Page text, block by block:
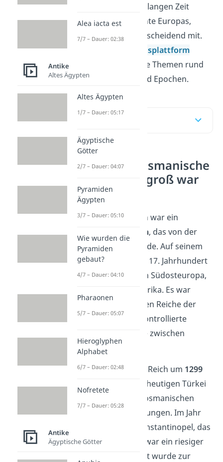
Jahrhundert. In dieser langen Zeit
prägte es die Geschichte Europas,
Asiens und Afrikas entscheidend mit.
Auf
unserer Geschichtsplattform
findest du viele weitere Themen rund
um Weltgeschichte und Epochen.
Was war das Osmanische
Reich und wie groß war
es?
Das Osmanische Reich war ein
islamisches Großreich, das von der
Türkei aus regiert wurde. Auf seinem
Höhepunkt im 16. und 17. Jahrhundert
umfasste es Gebiete in Südosteuropa,
Westasien und Nordafrika. Es war
damit eines der größten Reiche der
Weltgeschichte und kontrollierte
wichtige Handelswege zwischen
Europa und Asien.
Gegründet wurde das Reich um 1299
von Osman I. Von der heutigen Türkei
aus expandierten die osmanischen
Herrscher in alle Richtungen. Im Jahr
1453 eroberten sie Konstantinopel, das
heutige Istanbul. Das war ein riesiger
Wendepunkt. Die Stadt wurde zur
Alea iacta est
7/7 – Dauer: 02:38
Antike
Altes Ägypten
Altes Ägypten
1/7 – Dauer: 05:17
Ägyptische
Götter
2/7 – Dauer: 04:07
Pyramiden
Ägypten
3/7 – Dauer: 05:10
Wie wurden die
Pyramiden
gebaut?
4/7 – Dauer: 04:10
Pharaonen
5/7 – Dauer: 05:07
Hieroglyphen
Alphabet
6/7 – Dauer: 02:48
Nofretete
7/7 – Dauer: 05:28
Antike
Ägyptische Götter